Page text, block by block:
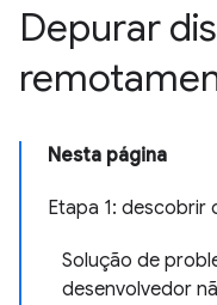
Depurar
Nesta página
Etapa 1: descobrir
Solução de
desenvolvedor